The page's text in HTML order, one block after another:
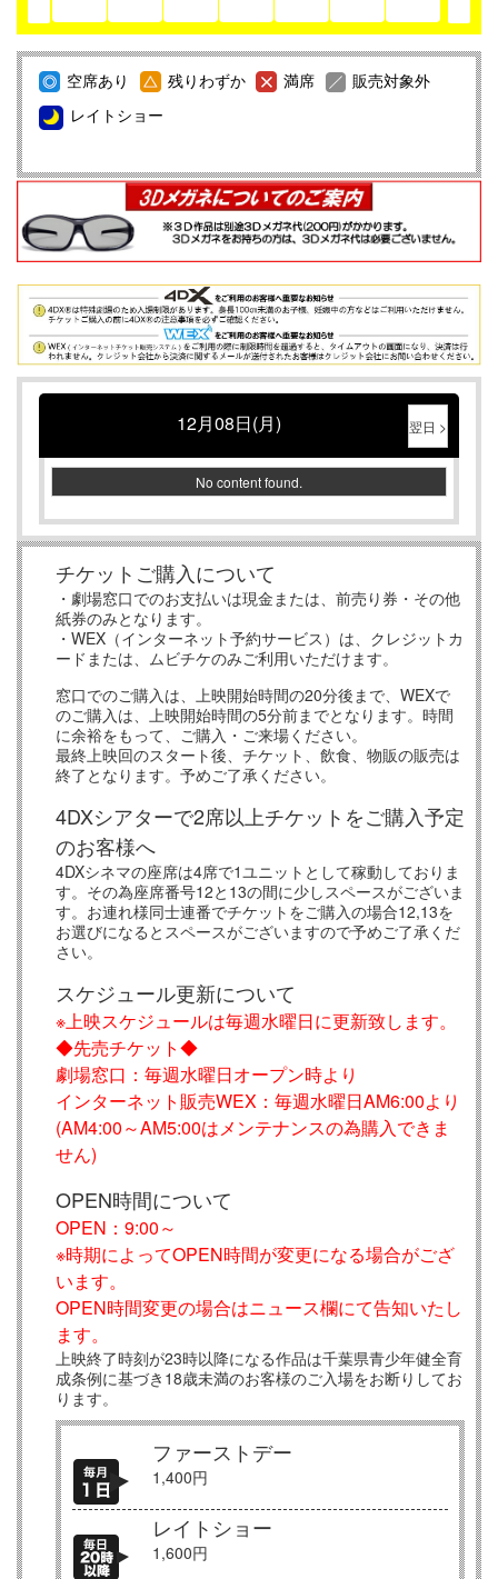
入場者プレゼントのお知らせ
WEXご購入メールが届かない件について
公式X（旧Twitter）のご案内
【重要】4DX初体験の方は必ずこちらのページをお読みく
映画館のマナーについて
空席あり 残りわずか 満席
販売対象外
レイトショー
12月08日(月) 翌日 >
No content found.
チケットご購入について
・劇場窓口でのお支払いは現金または、前売り券・その他
紙券のみとなります。
・WEX（インターネット予約サービス）は、クレジットカ
ードまたは、ムビチケのみご利用いただけます。
窓口でのご購入は、上映開始時間の20分後まで、WEXで
のご購入は、上映開始時間の5分前までとなります。時間
に余裕をもって、ご購入・ご来場ください。
最終上映回のスタート後、チケット、飲食、物販の販売は
終了となります。予めご了承ください。
4DXシアターで2席以上チケットをご購入予定
のお客様へ
4DXシネマの座席は4席で1ユニットとして稼動しておりま
す。その為座席番号12と13の間に少しスペースがございま
す。お連れ様同士連番でチケットをご購入の場合12,13を
お選びになるとスペースがございますので予めご了承くだ
さい。
スケジュール更新について
※上映スケジュールは毎週水曜日に更新致します。
◆先売チケット◆
劇場窓口：毎週水曜日オープン時より
インターネット販売WEX：毎週水曜日AM6:00より
(AM4:00～AM5:00はメンテナンスの為購入できま
せん)
OPEN時間について
OPEN：9:00～
※時期によってOPEN時間が変更になる場合がござ
います。
OPEN時間変更の場合はニュース欄にて告知いたし
ます。
上映終了時刻が23時以降になる作品は千葉県青少年健全育
成条例に基づき18歳未満のお客様のご入場をお断りしてお
ります。
ファーストデー
1,400円
レイトショー
1,600円